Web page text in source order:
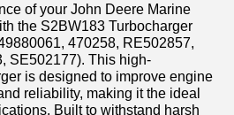
of your John Deere Marine
the S2BW183 Turbocharger
470258, RE502857,
SE502177). This high-
is designed to improve engine
reliability, making it the ideal
Built to withstand harsh